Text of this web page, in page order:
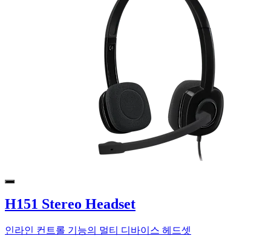
H151 Stereo Headset
인라인 컨트롤 기능의 멀티 디바이스 헤드셋